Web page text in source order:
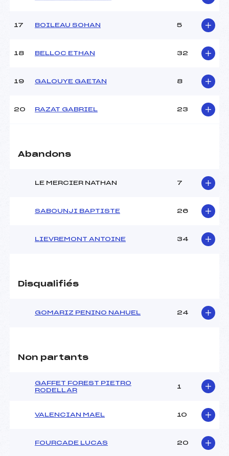
U14
17 BOILEAU SOHAN 5
18 BELLOC ETHAN 32
19 GALOUYE GAETAN 8
20 RAZAT GABRIEL 23
Abandons
LE MERCIER NATHAN 7
SABOUNJI BAPTISTE 26
LIEVREMONT ANTOINE 34
Disqualifiés
GOMARIZ PENINO NAHUEL 24
Non partants
GAFFET FOREST PIETRO
RODELLAR
1
VALENCIAN MAEL 10
FOURCADE LUCAS 20